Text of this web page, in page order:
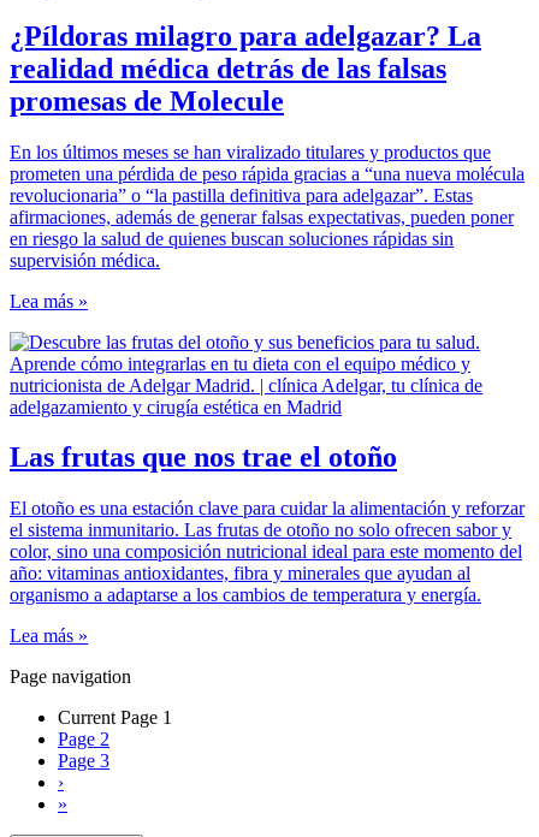
¿Píldoras milagro para adelgazar? La
realidad médica detrás de las falsas
promesas de Molecule
En los últimos meses se han viralizado titulares y productos que
prometen una pérdida de peso rápida gracias a “una nueva molécula
revolucionaria” o “la pastilla definitiva para adelgazar”. Estas
afirmaciones, además de generar falsas expectativas, pueden poner
en riesgo la salud de quienes buscan soluciones rápidas sin
supervisión médica.
Lea más »
Las frutas que nos trae el otoño
El otoño es una estación clave para cuidar la alimentación y reforzar
el sistema inmunitario. Las frutas de otoño no solo ofrecen sabor y
color, sino una composición nutricional ideal para este momento del
año: vitaminas antioxidantes, fibra y minerales que ayudan al
organismo a adaptarse a los cambios de temperatura y energía.
Lea más »
Page navigation
Current Page 1
Page 2
Page 3
›
»